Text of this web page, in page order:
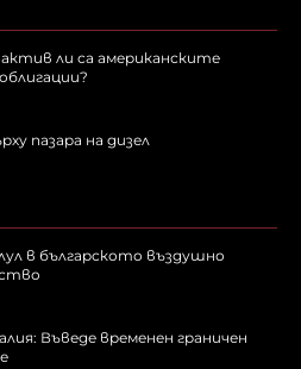
актив ли са американските
пазара на дизел
в българското въздушно
Въведе временен граничен